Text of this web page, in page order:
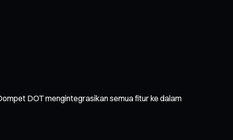
DOT mengintegrasikan semua fitur ke dalam